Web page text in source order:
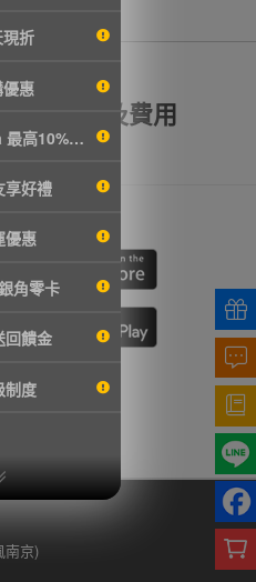
折
惠
高10%現折
享好禮
優惠
角零卡
回饋金
制度
全透明資訊及費用
行動購物
南京)